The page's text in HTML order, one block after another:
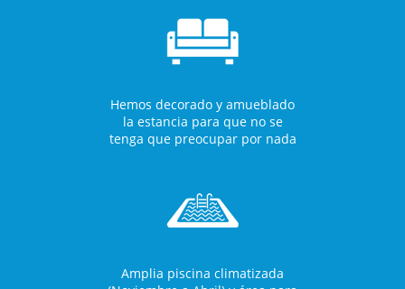
Hemos decorado y amueblado
la estancia para que no se
tenga que preocupar por nada
Amplia piscina climatizada